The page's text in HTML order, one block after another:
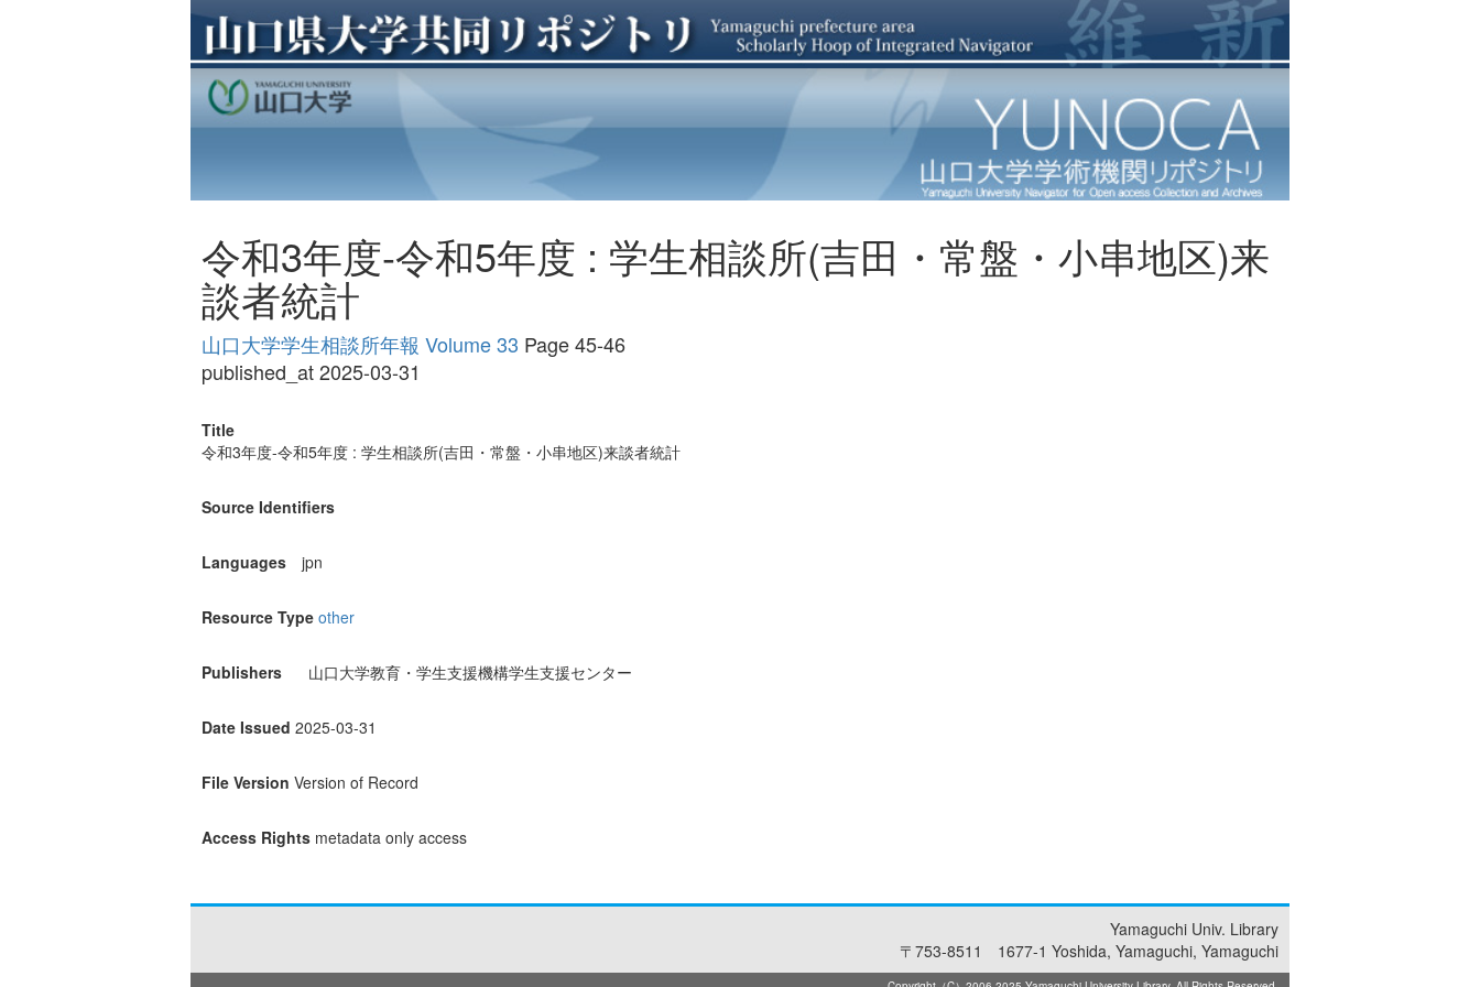
令和3年度-令和5年度 : 学生相談所(吉田・常盤・小串地区)来
談者統計
山口大学学生相談所年報 Volume 33 Page 45-46
published_at 2025-03-31
Title
令和3年度-令和5年度 : 学生相談所(吉田・常盤・小串地区)来談者統計
Source Identifiers
Languages jpn
Resource Type other
Publishers 山口大学教育・学生支援機構学生支援センター
Date Issued 2025-03-31
File Version Version of Record
Access Rights metadata only access
Yamaguchi Univ. Library
〒753-8511 1677-1 Yoshida, Yamaguchi, Yamaguchi